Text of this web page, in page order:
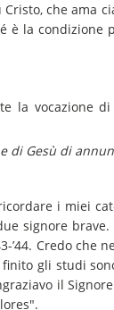
che ama
la condizione
la vocazione
di Gesù di
i miei
signore
Credo che
gli studi
il